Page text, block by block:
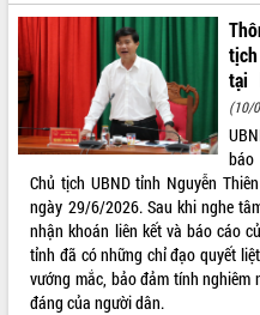
VĂN BẢN HĐND TỈNH
ĐIỂM TIN VĂN BẢN
QUY HOẠCH - KẾ HOẠCH
tại
(10/
báo
Chủ tịch UBND tỉnh Nguyễn
ngày 29/6/2026. Sau khi nghe
nhận khoán liên kết và báo cáo
tỉnh đã có những chỉ đạo quyết
vướng mắc, bảo đảm tính
đáng của người dân.